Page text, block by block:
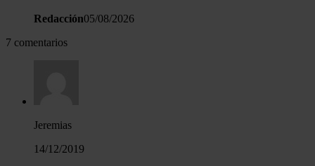
Redacción05/08/2026
7 comentarios
Jeremias
14/12/2019